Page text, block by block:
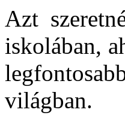
Azt
iskolában,
világban.